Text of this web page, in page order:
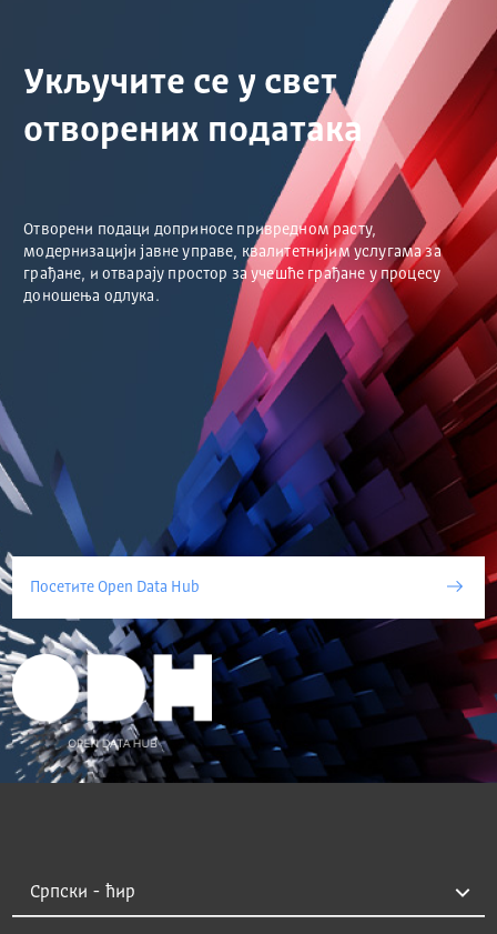
Укључите се у свет
отворених података
Отворени подаци доприносе привредном расту,
модернизацији јавне управе, квалитетнијим услугама за
грађане, и отварају простор за учешће грађане у процесу
доношења одлука.
Посетите Open Data Hub